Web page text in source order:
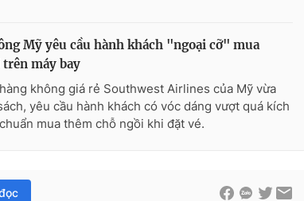
Mỹ yêu cầu hành khách "ngoại cỡ" mua
máy bay
không giá rẻ Southwest Airlines của Mỹ vừa
yêu cầu hành khách có vóc dáng vượt quá kích
mua thêm chỗ ngồi khi đặt vé.